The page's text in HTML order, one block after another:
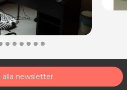
alla newsletter